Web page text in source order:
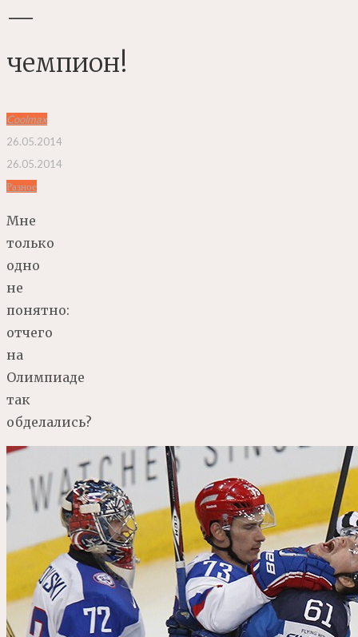
—
чемпион!
Coolmax
26.05.2014
26.05.2014
Разное
Мне
только
одно
не
понятно:
отчего
на
Олимпиаде
так
обделались?